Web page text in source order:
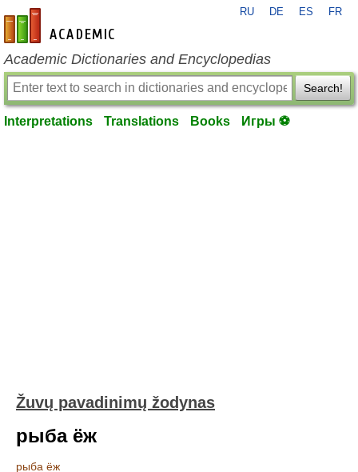
en-academic.com
RU DE ES FR
Academic Dictionaries and Encyclopedias
Search!
Interpretations Translations Books Игры ⚽
Žuvų pavadinimų žodynas
рыба ёж
рыба ёж